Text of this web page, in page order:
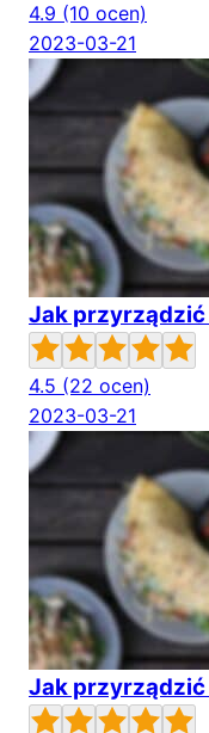
4.9 (10 ocen)
2023-03-21
Jak
4.5 (22 ocen)
2023-03-21
Jak